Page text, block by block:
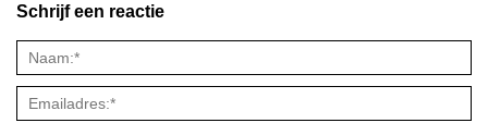
Schrijf een reactie